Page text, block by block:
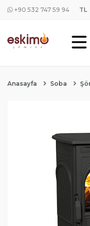
+90 532 747 59 94 TL
Anasayfa Soba